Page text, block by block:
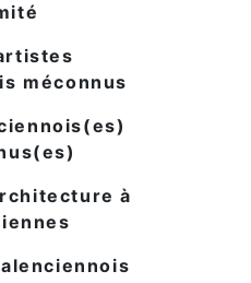
méconnus
à